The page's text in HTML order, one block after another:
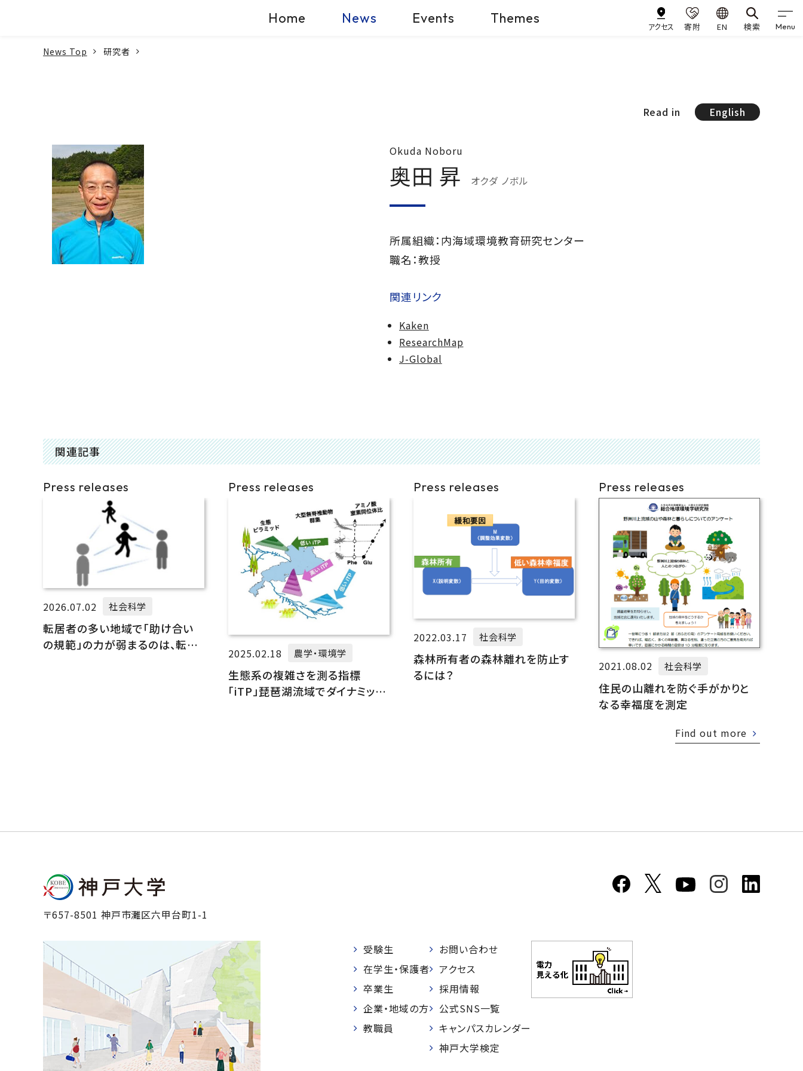
Home News Events Themes
アクセス 寄附 EN 検索 Menu
News Top 研究者
Read in English
Okuda Noboru
奥田 昇 オクダ ノボル
所属組織：内海域環境教育研究センター
職名：教授
関連リンク
Kaken
ResearchMap
J-Global
関連記事
Press releases
2026.07.02 社会科学
転居者の多い地域で「助け合い
の規範」の力が弱まるのは、転居
Press releases
2025.02.18 農学・環境学
生態系の複雑さを測る指標
「iTP」琵琶湖流域でダイナミック
Press releases
2022.03.17 社会科学
森林所有者の森林離れを防止す
るには？
Press releases
2021.08.02 社会科学
住民の山離れを防ぐ手がかりと
なる幸福度を測定
Find out more
〒657-8501 神戸市灘区六甲台町1-1
受験生
在学生・保護者
卒業生
企業・地域の方
教職員
お問い合わせ
アクセス
採用情報
公式SNS一覧
キャンパスカレンダー
神戸大学検定